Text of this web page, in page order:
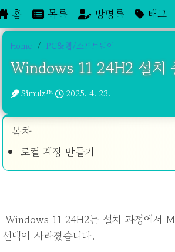
홈 목록 방명록 태그
Home PC&웹/소프트웨어
Windows 11 24H2 설치
Simulz™ 2025. 4. 23.
목차
로컬 계정 만들기
Windows 11 24H2는 설치 과정에서 MS 계정으로만 로그인하라는 창이 나타나며, 로컬 계정 입력
선택이 사라졌습니다.